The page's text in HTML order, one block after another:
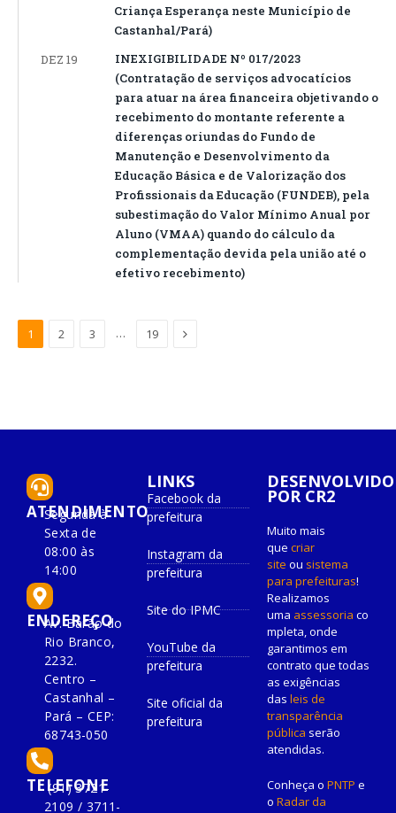
Criança Esperança neste Município de
Castanhal/Pará)
DEZ 19
INEXIGIBILIDADE Nº 017/2023
(Contratação de serviços advocatícios
para atuar na área financeira objetivando o
recebimento do montante referente a
diferenças oriundas do Fundo de
Manutenção e Desenvolvimento da
Educação Básica e de Valorização dos
Profissionais da Educação (FUNDEB), pela
subestimação do Valor Mínimo Anual por
Aluno (VMAA) quando do cálculo da
complementação devida pela união até o
efetivo recebimento)
1 2 3 … 19 Próximo
ATENDIMENTO
Segunda à
Sexta de
08:00 às
14:00
ENDEREÇO
Av. Barão do
Rio Branco,
2232.
Centro –
Castanhal –
Pará – CEP:
68743-050
TELEFONE
(91) 3721-
2109 / 3711-
LINKS
Facebook da
prefeitura
Instagram da
prefeitura
Site do IPMC
YouTube da
prefeitura
Site oficial da
prefeitura
DESENVOLVIDO
POR CR2
Muito mais
que criar
site ou sistema
para prefeituras!
Realizamos
uma assessoria co
mpleta, onde
garantimos em
contrato que todas
as exigências
das leis de
transparência
pública serão
atendidas.
Conheça o PNTP e
o Radar da